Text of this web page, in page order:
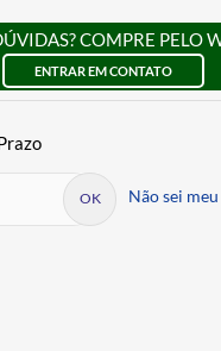
COMPRE PELO
ENTRAR EM CONTATO
Não sei meu